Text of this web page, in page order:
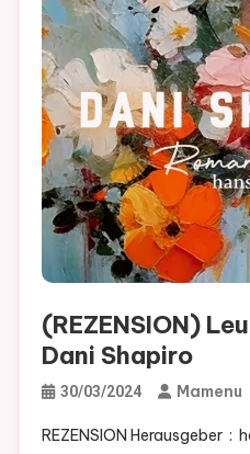
(REZENSION)
Dani Shapiro
30/03/2024 Mamenu
REZENSION Herausgeber ‏ : ‎ hanserblau; 3. Edition (19.